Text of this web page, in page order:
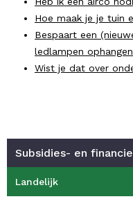
Hoe maak je je tuin
Bespaart een
ledlampen
Wist je dat over
Subsidies- en
Landelijk